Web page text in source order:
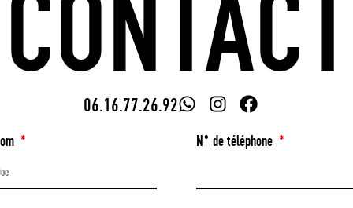
06.16.77.26.92
N° de téléphone